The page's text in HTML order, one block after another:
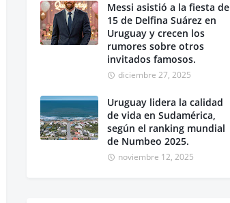
Messi asistió a la fiesta de
15 de Delfina Suárez en
Uruguay y crecen los
rumores sobre otros
invitados famosos.
diciembre 27, 2025
Uruguay lidera la calidad
de vida en Sudamérica,
según el ranking mundial
de Numbeo 2025.
noviembre 12, 2025